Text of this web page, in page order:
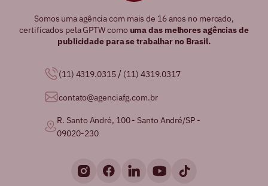
Somos uma agência com mais de 16 anos no mercado,
certificados pela GPTW como uma das melhores agências de
publicidade para se trabalhar no Brasil.
(11) 4319.0315 / (11) 4319.0317
contato@agenciafg.com.br
R. Santo André, 100 - Santo André/SP -
09020-230